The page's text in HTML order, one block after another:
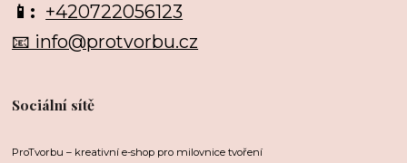
📱: +420722056123
📧 info@protvorbu.cz
Sociální sítě
ProTvorbu – kreativní e-shop pro milovnice tvoření